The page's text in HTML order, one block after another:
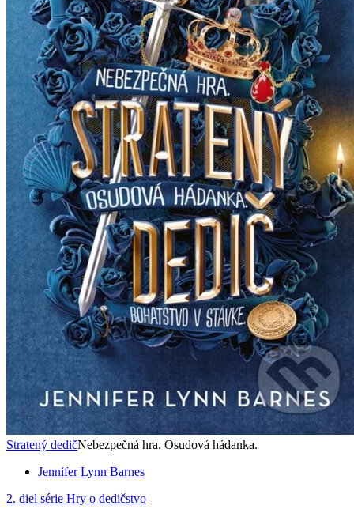
Stratený dedičNebezpečná hra. Osudová hádanka.
Jennifer Lynn Barnes
2. diel série Hry o dedičstvo